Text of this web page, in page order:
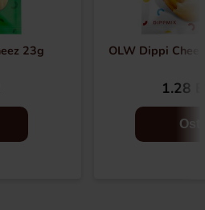
23g OLW Dippi
1.28